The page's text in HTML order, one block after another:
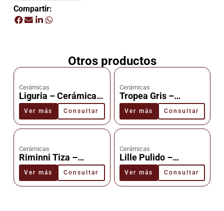
Compartir:
Otros productos
Cerámicas
Liguria – Cerámica –
Cañuelas
Ver más Consultar
Cerámicas
Tropea Gris –
Cerámica –
Cañuelas
Ver más Consultar
Cerámicas
Riminni Tiza –
Cerámica –
Cañuelas
Ver más Consultar
Cerámicas
Lille Pulido –
Cerámica –
Cañuelas
Ver más Consultar